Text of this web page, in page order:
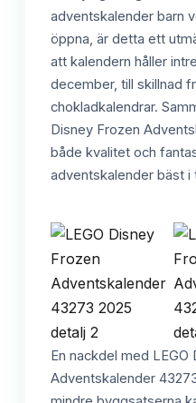
adventskalender barn
öppna, är detta ett
att kalendern håller
december, till skillnad
chokladkalendrar.
Disney Frozen
både kvalitet och
adventskalender bäst i
En nackdel med LEGO
Adventskalender